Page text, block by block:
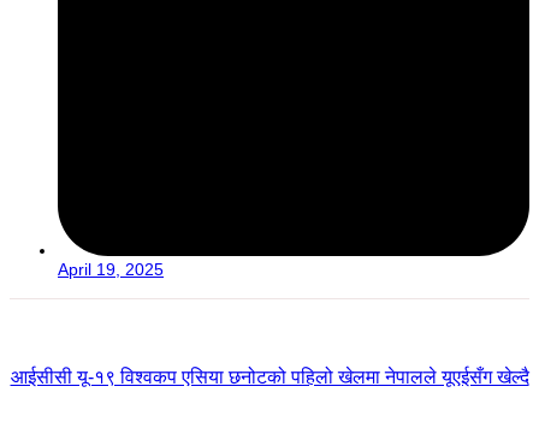
April 19, 2025
आईसीसी यू-१९ विश्वकप एसिया छनोटको पहिलो खेलमा नेपालले यूएईसँग खेल्दै